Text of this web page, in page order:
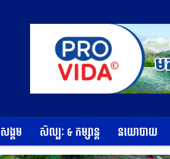
ង្គម សិល្បៈ & កម្សាន្ត នយោបាយ